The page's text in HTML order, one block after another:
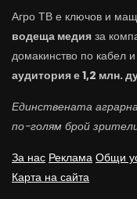
Агро ТВ е ключов и
водеща медия за
домакинство по кабел и
аудитория е 1,2 млн.
Единствената
по-голям брой
За нас Реклама Общи
Карта на сайта